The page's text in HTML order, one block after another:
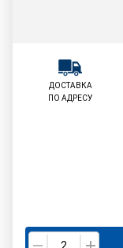
ДОСТАВКА
ПО АДРЕСУ